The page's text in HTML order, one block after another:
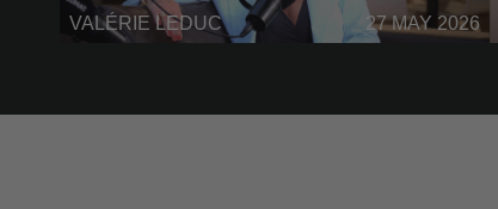
VALÉRIE LEDUC 27 MAY 2026